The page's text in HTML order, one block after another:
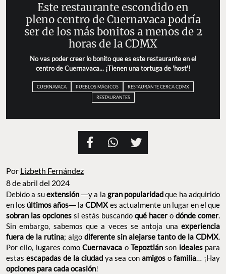
Este restaurante escondido en
pleno centro de Cuernavaca podría
ser de los más bonitos a menos de 2
horas de la CDMX
No vas poder creer lo bonito que es este restaurante en el
centro de Cuernavaca... ¡Tienen una tortuga de 'host'!
CUERNAVACA PUEBLOS MÁGICOS
RESTAURANTE CERCA CDMX
RESTAURANTES
Por Lizbeth Fernández
8 de abril del 2024
Debido a suextensión―y a la gran popularidadque ha adquirido
en los últimos años― laCDMX es actualmente un lugar en el que
sobran las opciones si estás buscando qué hacero dónde comer.
Sin embargo, sabemos que a veces se antoja una experiencia
fuera de la rutina; algo diferente sin alejarse tanto de la CDMX.
Por ello, lugares comoCuernavaca oTepoztlán son idealespara
estas escapadas de la ciudad ya sea con amigos ofamilia… ¡Hay
opciones para cada ocasión!